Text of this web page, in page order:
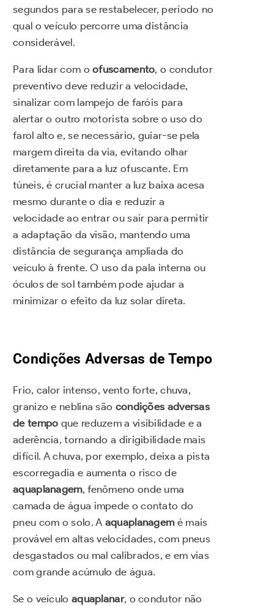
segundos para se restabelecer, período no
qual o veículo percorre uma distância
considerável.
Para lidar com oofuscamento, o condutor
preventivo deve reduzir a velocidade,
sinalizar com lampejo de faróis para
alertar o outro motorista sobre o uso do
farol alto e, se necessário, guiar-se pela
margem direita da via, evitando olhar
diretamente para a luz ofuscante. Em
túneis, é crucial manter a luz baixa acesa
mesmo durante o dia e reduzir a
velocidade ao entrar ou sair para permitir
a adaptação da visão, mantendo uma
distância de segurança ampliada do
veículo à frente. O uso da pala interna ou
óculos de sol também pode ajudar a
minimizar o efeito da luz solar direta.
Condições Adversas de Tempo
Frio, calor intenso, vento forte, chuva,
granizo e neblina são condições adversas
de tempo que reduzem a visibilidade e a
aderência, tornando a dirigibilidade mais
difícil. A chuva, por exemplo, deixa a pista
escorregadia e aumenta o risco de
aquaplanagem, fenômeno onde uma
camada de água impede o contato do
pneu com o solo. A aquaplanagemé mais
provável em altas velocidades, com pneus
desgastados ou mal calibrados, e em vias
com grande acúmulo de água.
Se o veículo aquaplanar, o condutor não